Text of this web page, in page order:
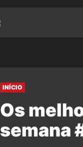
INÍCIO
Os
semana